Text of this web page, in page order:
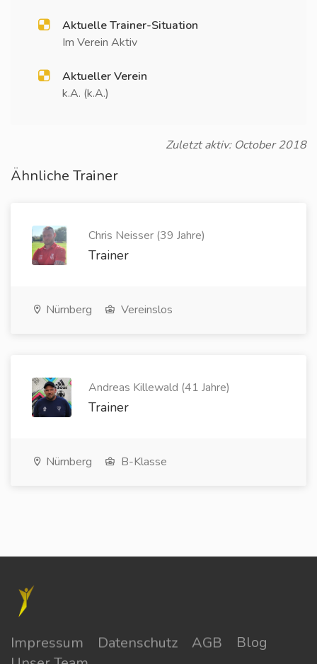
Aktuelle Trainer-Situation
Im Verein Aktiv
Aktueller Verein
k.A. (k.A.)
Zuletzt aktiv: October 2018
Ähnliche Trainer
Chris Neisser (39 Jahre)
Trainer
Nürnberg Vereinslos
Andreas Killewald (41 Jahre)
Trainer
Nürnberg B-Klasse
Impressum Datenschutz AGB
Blog